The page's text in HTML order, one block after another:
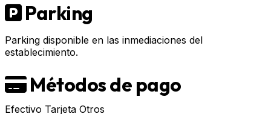
Parking
Parking disponible en las inmediaciones del
establecimiento.
Métodos de pago
Efectivo Tarjeta Otros